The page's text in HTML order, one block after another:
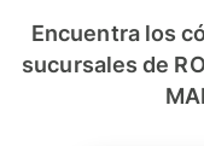
Encuentra los
sucursales de